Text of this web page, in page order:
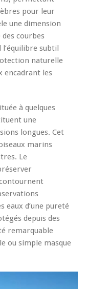
pour leur
une dimension
courbes
subtil
naturelle
encadrant les
à quelques
une
longues. Cet
marins
Le
eaux d’une pureté
depuis des
remarquable
ou simple masque